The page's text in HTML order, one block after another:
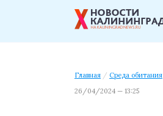
Главная / Среда обитания
26/04/2024 — 13:25